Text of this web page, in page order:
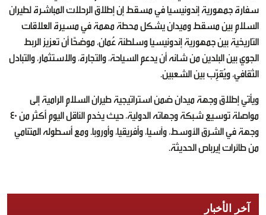
سفارة جمهورية إندونيسيا في مسقط إن إطلاق الرحلات المباشرة لطيران
السلام بين مسقط وميدان يشكل محطة مهمة في مسيرة العلاقات
التاريخية بين جمهورية إندونيسيا وسلطنة عُمان، موضحًا أن تعزيز الربط
الجوي بين البلدين من شانه أن يدعم السياحة، والتجارة، والاستثمار، والتبادل
الثقافي، ويُقرِّب بين الشعبين.
ويأتي إطلاق وجهة ميدان ضمن استراتيجية طيران السلام الرامية إلى
مواصلة توسيع شبكة وجهاته الدولية، حيث يخدم الناقل اليوم أكثر من 40
وجهة في الشرق الأوسط، وآسيا، وأفريقيا، وأوروبا. ومع أسطوله المتنامي
من طائرات إيرباص الحديثة.
آخر الأخبار